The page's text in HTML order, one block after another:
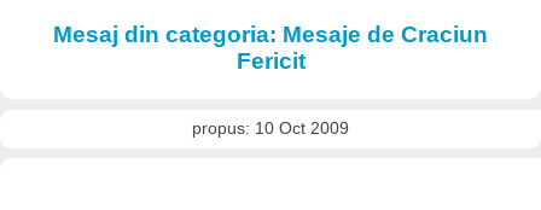
Mesaj din categoria: Mesaje de Craciun
Fericit
propus: 10 Oct 2009